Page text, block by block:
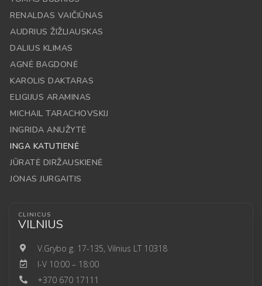
RENALDAS VAIČIŪNAS
AUDRIUS ŽIŽLIAUSKAS
DALIUS KLIMAS
AGNĖ BAGDONĖ
KAROLIS DAKTARAS
ELIGIJUS ARAMINAS
MICHAIL TARACHOVSKIJ
INGRIDA ANUŽYTĖ
INGA KATUTIENĖ
JŪRATĖ DIRŽAUSKIENĖ
JONAS JURGAITIS
CLINICUS
VILNIUS
V.Grybo g. 17-135, Vilnius LT 10318
I-V 10:00 – 18:00
+370 670 17111